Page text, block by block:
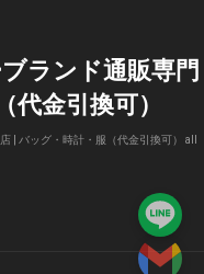
ランド通販専門
代金引換可）
| バッグ・時計・服（代金引換可） all